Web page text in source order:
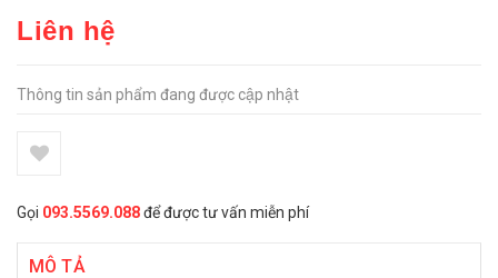
Liên hệ
Thông tin sản phẩm đang được cập nhật
Gọi 093.5569.088để được tư vấn miễn phí
MÔ TẢ